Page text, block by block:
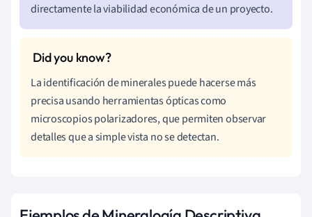
directamente la viabilidad económica de un proyecto.
La identificación de minerales puede hacerse más
precisa usando herramientas ópticas como
microscopios polarizadores, que permiten observar
detalles que a simple vista no se detectan.